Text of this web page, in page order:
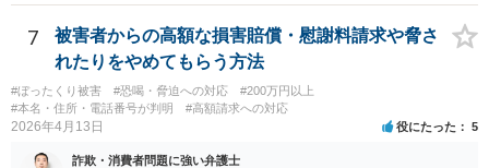
の犯罪集団に情報が回る危険もありますので、払わない方がいいでし
ょう。
7
被害者からの高額な損害賠償・慰謝料請求や脅さ
れたりをやめてもらう方法
#ぼったくり被害 #恐喝・脅迫への対応
#200万円以上
#本名・住所・電話番号が判明
#高額請求への対応
2026年4月13日 役にたった 5
詐欺・消費者問題に強い弁護士